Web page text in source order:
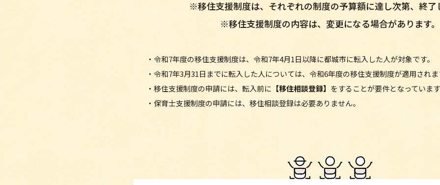
※移住支援制度は、それぞれの制度の予算額に達し次第、終了
※移住支援制度の内容は、変更になる場合があります。
・令和7年度の移住支援制度は、令和7年4月1日以降に都城市に転入した人が対象です。
・令和7年3月31日までに転入した人については、令和6年度の移住支援制度が適用され
・移住支援制度の申請には、転入前に 【移住相談登録】 をすることが要件となっていま
・保育士支援制度の申請には、移住相談登録は必要ありません。